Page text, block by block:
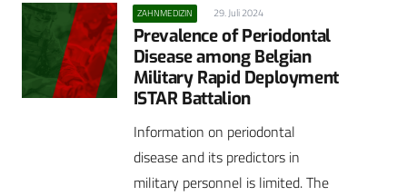
ZAHNMEDIZIN 29. Juli 2024
Prevalence of Periodontal
Disease among Belgian
Military Rapid Deployment
ISTAR Battalion
Information on periodontal
disease and its predictors in
military personnel is limited. The